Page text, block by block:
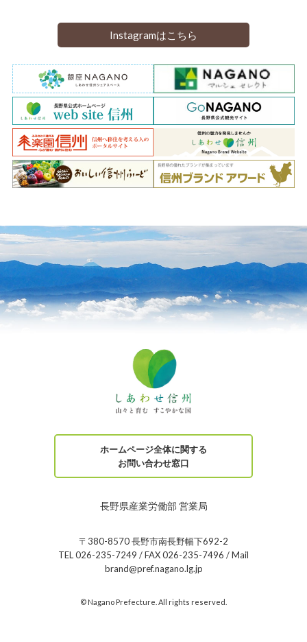
Instagramはこちら
ホームページ全体に関する
お問い合わせ窓口
長野県産業労働部 営業局
〒380-8570 長野市南長野幅下692-2
TEL 026-235-7249 / FAX 026-235-7496 / Mail
brand@pref.nagano.lg.jp
© Nagano Prefecture. All rights reserved.